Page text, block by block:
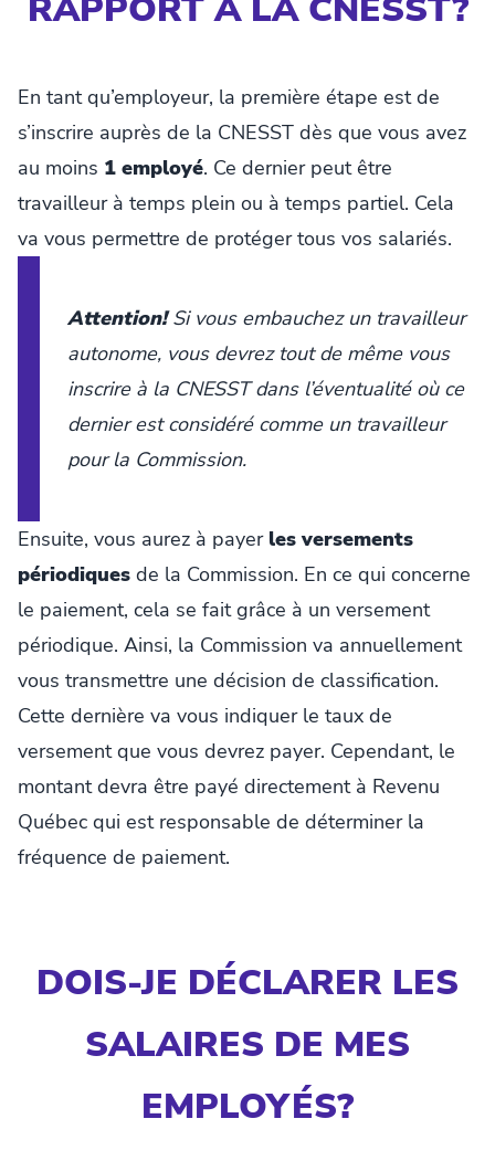
RAPPORT À LA CNESST?
En tant qu’employeur, la première étape est de
s’inscrire auprès de la CNESST dès que vous avez
au moins 1 employé. Ce dernier peut être
travailleur à temps plein ou à temps partiel. Cela
va vous permettre de protéger tous vos salariés.
Attention!Si vous embauchez un travailleur
autonome, vous devrez tout de même vous
inscrire à la CNESST dans l’éventualité où ce
dernier est considéré comme un travailleur
pour la Commission.
Ensuite, vous aurez à payer les versements
périodiques de la Commission. En ce qui concerne
le paiement, cela se fait grâce à un versement
périodique. Ainsi, la Commission va annuellement
vous transmettre une décision de classification.
Cette dernière va vous indiquer le taux de
versement que vous devrez payer. Cependant, le
montant devra être payé directement à Revenu
Québec qui est responsable de déterminer la
fréquence de paiement.
DOIS-JE DÉCLARER LES
SALAIRES DE MES
EMPLOYÉS?